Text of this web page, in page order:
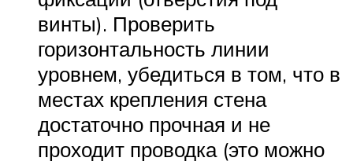
винты). Проверить
горизонтальность линии
уровнем, убедиться в том, что в
местах крепления стена
достаточно прочная и не
проходит проводка (это можно